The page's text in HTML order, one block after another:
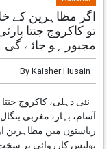
Read More...
National
اگر مظاہرین کے
تو کاکروچ جنتا
مجبور ہو جائے
ByKaisher Husain